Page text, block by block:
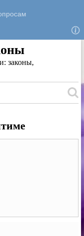
законы,
по сайту: rk-